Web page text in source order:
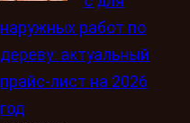
наружных работ по
дереву: актуальный
прайс-лист на 2026
год